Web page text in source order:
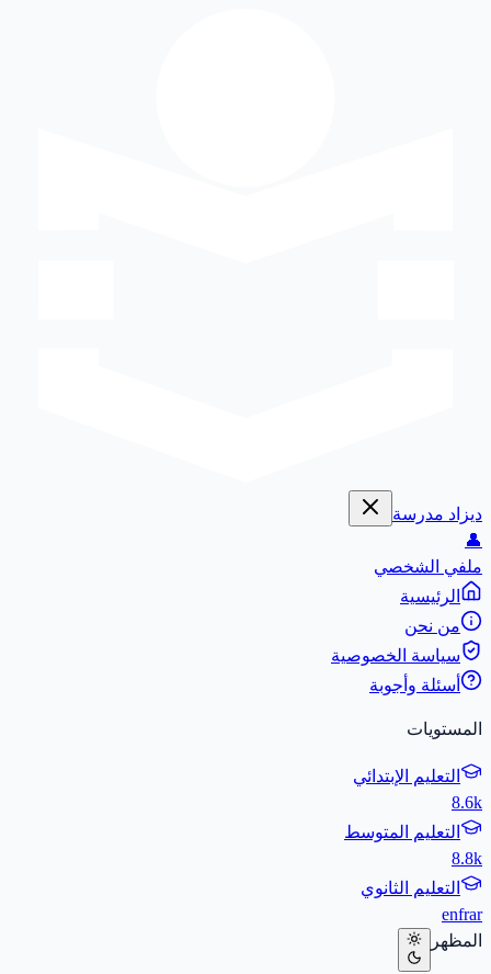
ديزاد مدرسة
👤
ملفي الشخصي
الرئيسية
من نحن
سياسة الخصوصية
أسئلة وأجوبة
المستويات
التعليم الإبتدائي
8.6k
التعليم المتوسط
8.8k
التعليم الثانوي
enfrar
المظهر